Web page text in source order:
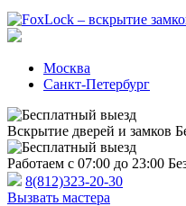
Москва
Санкт-Петербург
Вскрытие дверей и замков
Работаем с 07:00 до 23:00
8(812)323-20-30
Вызвать мастера